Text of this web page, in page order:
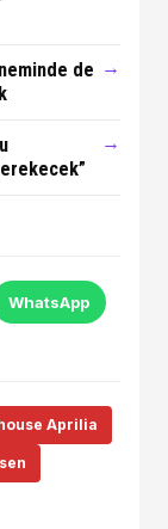
de →
→
WhatsApp
Aprilia